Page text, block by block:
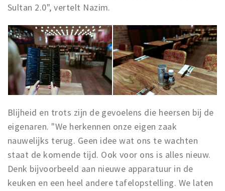
Slapen
Recreatief
Winkels
Winkelgebieden
Deals
Parkeren
Inloggen
Sultan 2.0", vertelt Nazim.
Blijheid en trots zijn de gevoelens die heersen bij de
eigenaren. "We herkennen onze eigen zaak
nauwelijks terug. Geen idee wat ons te wachten
staat de komende tijd. Ook voor ons is alles nieuw.
Denk bijvoorbeeld aan nieuwe apparatuur in de
keuken en een heel andere tafelopstelling. We laten